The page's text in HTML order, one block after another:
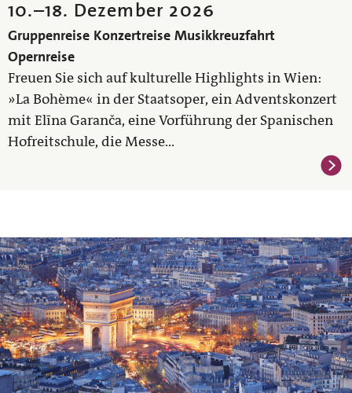
10.–18. Dezember 2026
Gruppenreise Konzertreise Musikkreuzfahrt
Opernreise
Freuen Sie sich auf kulturelle Highlights in Wien:
»La Bohème« in der Staatsoper, ein Adventskonzert
mit Elīna Garanča, eine Vorführung der Spanischen
Hofreitschule, die Messe...